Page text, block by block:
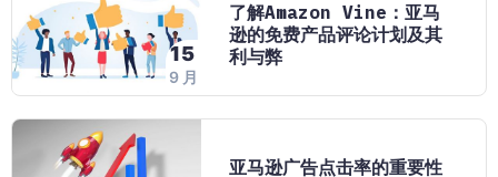
15
9 月
了解Amazon Vine：亚马
逊的免费产品评论计划及其
利与弊
亚马逊广告点击率的重要性